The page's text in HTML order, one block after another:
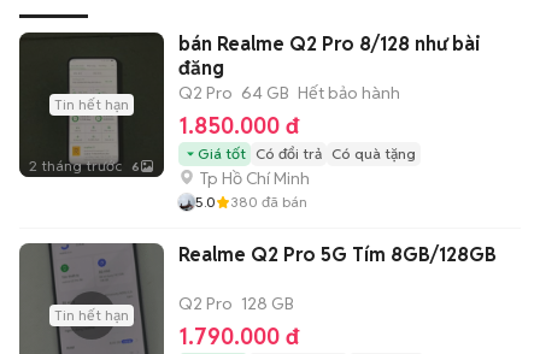
Tin hết hạn
2 tháng trước 6
bán Realme Q2 Pro 8/128 như bài
đăng
Q2 Pro 64 GB Hết bảo hành
1.850.000 đ
Giá tốt Có đổi trả Có quà tặng
Tp Hồ Chí Minh
5.0 380 đã bán
Tin hết hạn
Realme Q2 Pro 5G Tím 8GB/128GB
Q2 Pro 128 GB
1.790.000 đ